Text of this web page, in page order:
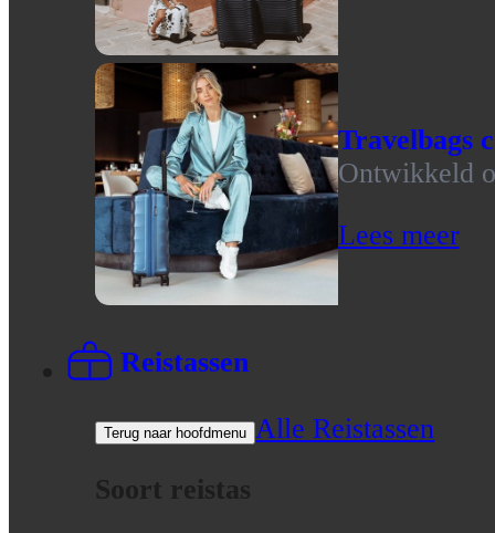
Travelbags
Ontwikkeld
Lees meer
Reistassen
Terug naar hoofdmenu
Alle Reistassen
Soort reistas